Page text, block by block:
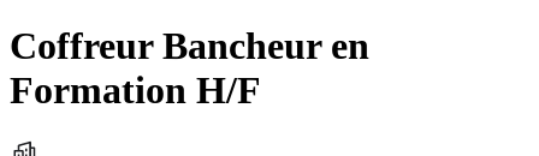
Coffreur Bancheur en
Formation H/F